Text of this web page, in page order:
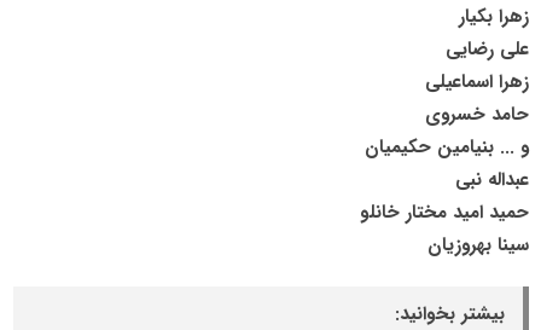
زهرا بکیار
علی رضایی
زهرا اسماعیلی
حامد خسروی
و ... بنیامین حکیمیان
عبداله نبی
حمید امید مختار خانلو
سینا بهروزیان
بیشتر بخوانید: